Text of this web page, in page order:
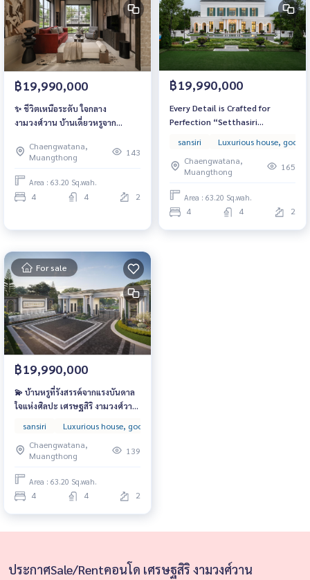
฿19,990,000
✨ ชีวิตเหนือระดับ ใจกลาง
งามวงศ์วาน บ้านเดี่ยวหรูจาก
สง่างาม เรียบหรู และเป็นส่วนตัว
เริ่ม 14.99 ล้านบาท
Chaengwatana,
Muangthong
143
Area : 63.20 Sq.wah.
4 4 2
฿19,990,000
Every Detail is Crafted for
Perfection “Setthasiri
เริ่มต้น 14.99 ล้านบาท ดีไซน์สง่า
งามทุกองศา ใกล้ทางด่วนศรีรัชเพียง
2 นาที
sansiri
Luxurious house, good
Chaengwatana,
Muangthong
165
Area : 63.20 Sq.wah.
4 4 2
For sale
฿19,990,000
💫 บ้านหรูที่รังสรรค์จากแรงบันดาล
ใจแห่งศิลปะ เศรษฐสิริ งามวงศ์วาน
ความภูมิฐานและความอบอุ่นของ
ครอบครัว
sansiri Luxurious house, good location
Chaengwatana,
Muangthong
139
Area : 63.20 Sq.wah.
4 4 2
ประกาศSale/Rentคอนโด เศรษฐสิริ งามวงศ์วาน